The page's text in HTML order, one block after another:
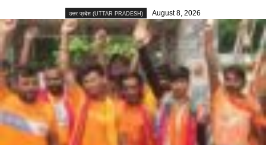
उत्तर प्रदेश (UTTAR PRADESH) August 8, 2026